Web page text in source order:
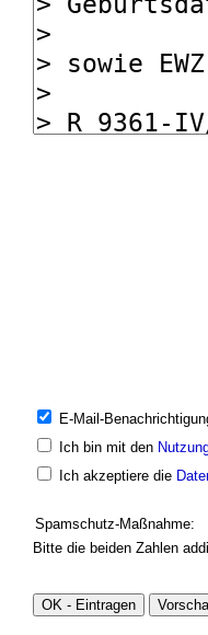
E-Mail-
Ich bin mit den
Ich akzeptiere die
Spamschutz-Maßnahme:
Bitte die beiden Zahlen